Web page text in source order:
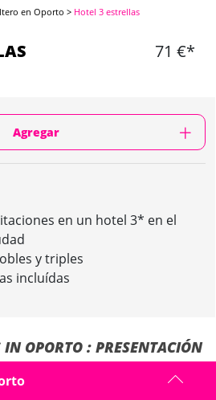
en Oporto > Hotel 3 estrellas
71 €*
Agregar
en un hotel 3* en el
y triples
incluídas
IN OPORTO : PRESENTACIÓN
situados en el mismo centro de Oporto,